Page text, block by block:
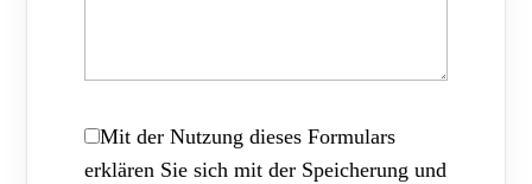
Mit der Nutzung dieses Formulars
erklären Sie sich mit der Speicherung und